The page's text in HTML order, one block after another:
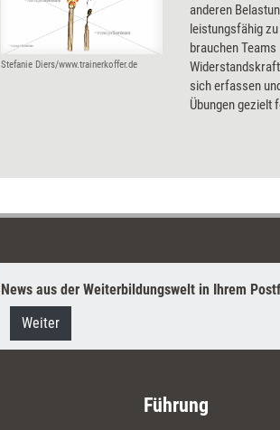
Stefanie Diers/www.trainerkoffer.de
anderen
leistungsfähig
brauchen Teams
sich erfassen
Übungen gezielt
News aus der Weiterbildungswelt in Ihrem
Weiter
Führung